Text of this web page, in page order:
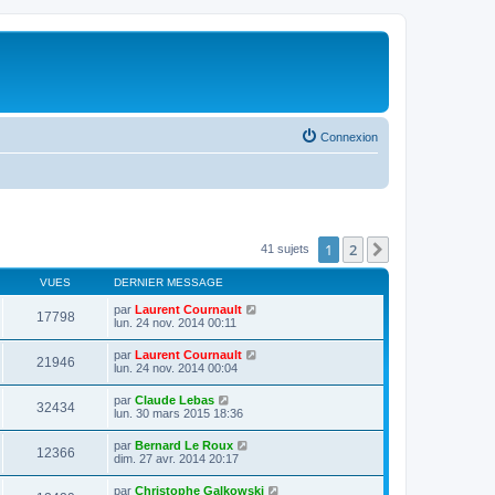
Connexion
41 sujets 1 2
VUES DERNIER MESSAGE
17798 par Laurent Cournault
lun. 24 nov. 2014 00:11
21946 par Laurent Cournault
lun. 24 nov. 2014 00:04
32434 par Claude Lebas
lun. 30 mars 2015 18:36
12366 par Bernard Le Roux
dim. 27 avr. 2014 20:17
par Christophe Galkowski